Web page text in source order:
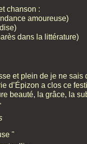
chanson :
amoureuse)
dans la littérature)
et plein de je ne sais
d’Épizon a clos ce
beauté, la grâce, la
"